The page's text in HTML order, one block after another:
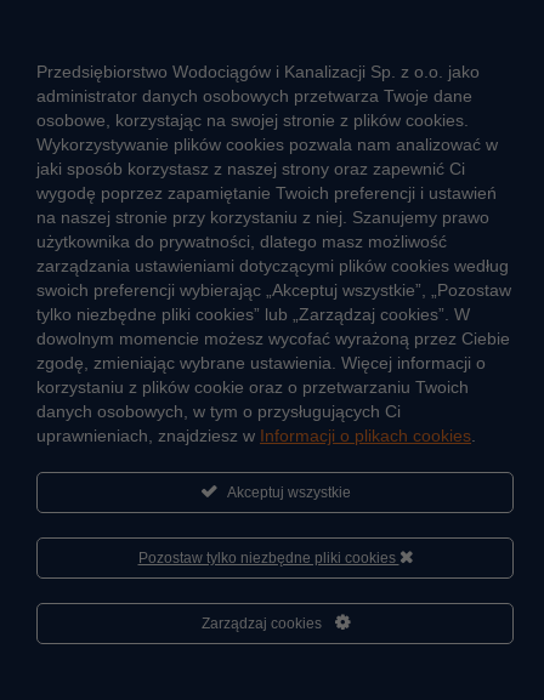
Aktualności
Informacja o jakości wody
Informacje o przerwach w dostawie wody
Pogotowie wodociągowe
Jak oszczędzać wodę
Czego nie wrzucać do kanalizacji
Jak unikać strat wody
Nawyki eko-mieszkańca
Dane kluczowe
Sieć wodociągowa i ujęcia wody
Jak kontrolujemy jakość wody i ścieków
Cyberbezpieczeństwo
Sportowa Akademia Veolia
Przedsiębiorstwo Wodociągów i Kanalizacji Sp. z o.o. jako
administrator danych osobowych przetwarza Twoje dane
osobowe, korzystając na swojej stronie z plików cookies.
Wykorzystywanie plików cookies pozwala nam analizować w
jaki sposób korzystasz z naszej strony oraz zapewnić Ci
wygodę poprzez zapamiętanie Twoich preferencji i ustawień
na naszej stronie przy korzystaniu z niej. Szanujemy prawo
użytkownika do prywatności, dlatego masz możliwość
zarządzania ustawieniami dotyczącymi plików cookies według
swoich preferencji wybierając „Akceptuj wszystkie”, „Pozostaw
tylko niezbędne pliki cookies” lub „Zarządzaj cookies”. W
dowolnym momencie możesz wycofać wyrażoną przez Ciebie
zgodę, zmieniając wybrane ustawienia. Więcej informacji o
korzystaniu z plików cookie oraz o przetwarzaniu Twoich
danych osobowych, w tym o przysługujących Ci
uprawnieniach, znajdziesz w Informacji o plikach cookies
Akceptuj wszystkie
Pozostaw tylko niezbędne pliki cookies
Zarządzaj cookies